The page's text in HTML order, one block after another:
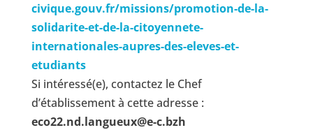
civique.gouv.fr/missions/promotion-de-la-
solidarite-et-de-la-citoyennete-
internationales-aupres-des-eleves-et-
etudiants
Si intéressé(e), contactez le Chef
d’établissement à cette adresse :
eco22.nd.langueux@e-c.bzh